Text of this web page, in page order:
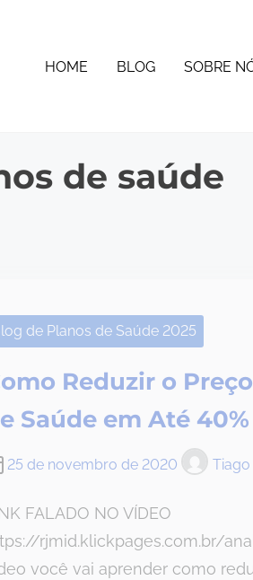
HOME BLOG SOBRE
de saúde
de Planos de Saúde 2025
Reduzir o
Saúde em Até 40%
25 de novembro de 2020 Tiago
FALADO NO VÍDEO
rjmid.klickpages.com.br/
você vai aprender como